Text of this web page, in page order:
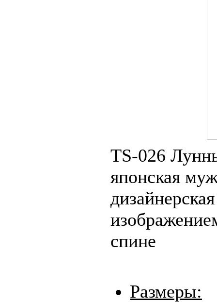
TS-026
японская
спине
Размеры: